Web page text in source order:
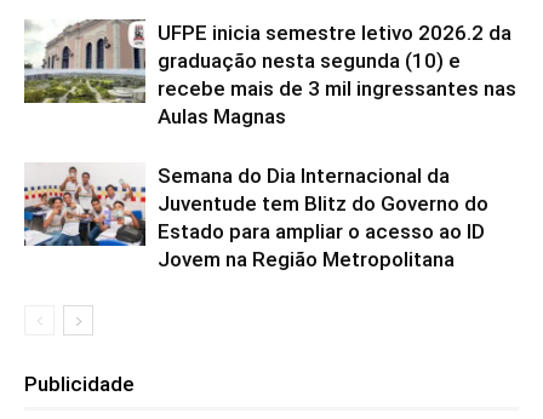
UFPE inicia semestre letivo 2026.2 da
graduação nesta segunda (10) e
recebe mais de 3 mil ingressantes nas
Aulas Magnas
Semana do Dia Internacional da
Juventude tem Blitz do Governo do
Estado para ampliar o acesso ao ID
Jovem na Região Metropolitana
Publicidade